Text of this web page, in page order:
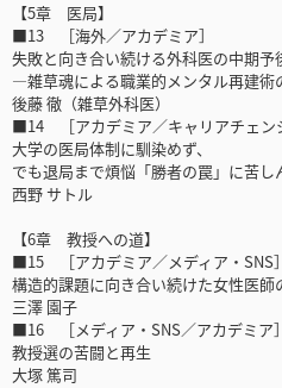
【5章 医局】
■13 ［海外／アカデミア］
失敗と向き合い続ける外科医の中期予
―雑草魂による職業的メンタル再建術
後藤 徹（雑草外科医）
■14 ［アカデミア／キャリアチェン
大学の医局体制に馴染めず、
でも退局まで煩悩「勝者の罠」に苦し
西野 サトル
【6章 教授への道】
■15 ［アカデミア／メディア・SNS］
構造的課題に向き合い続けた女性医師
三澤 園子
■16 ［メディア・SNS／アカデミア］
教授選の苦闘と再生
大塚 篤司